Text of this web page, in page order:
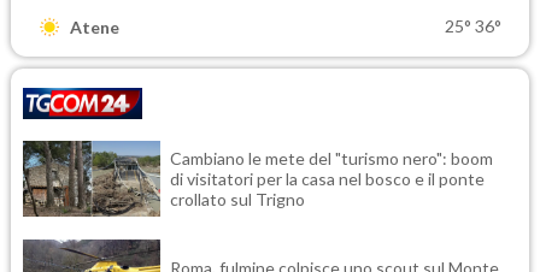
Atene 25° 36°
Cambiano le mete del "turismo nero": boom
di visitatori per la casa nel bosco e il ponte
crollato sul Trigno
Roma, fulmine colpisce uno scout sul Monte